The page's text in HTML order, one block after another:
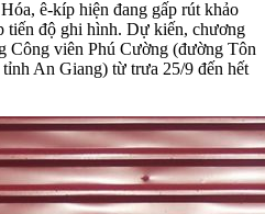
ê-kíp hiện đang gấp rút khảo
tiến độ ghi hình. Dự kiến, chương
Công viên Phú Cường (đường Tôn
An Giang) từ trưa 25/9 đến hết